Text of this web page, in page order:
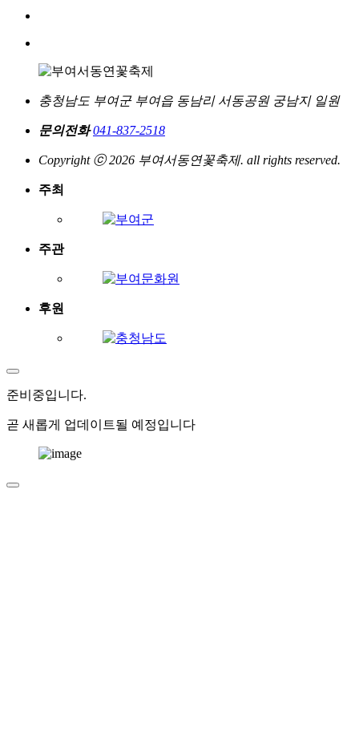
충청남도 부여군 부여읍 동남리 서동공원 궁남지 일원
문의전화 041-837-2518
Copyright ⓒ 2026 부여서동연꽃축제. all rights reserved.
주최
주관
후원
준비중입니다.
곧 새롭게 업데이트될 예정입니다